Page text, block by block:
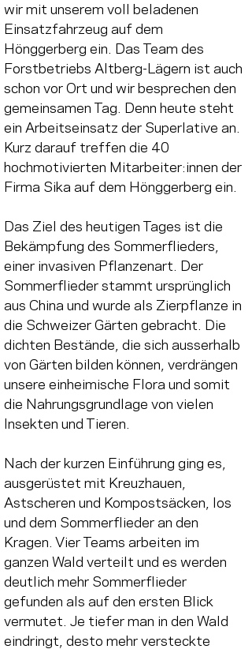
wir mit unserem voll beladenen
Einsatzfahrzeug auf dem
Hönggerberg ein. Das Team des
Forstbetriebs Altberg-Lägern ist auch
schon vor Ort und wir besprechen den
gemeinsamen Tag. Denn heute steht
ein Arbeitseinsatz der Superlative an.
Kurz darauf treffen die 40
hochmotivierten Mitarbeiter:innen der
Firma Sika auf dem Hönggerberg ein.
Das Ziel des heutigen Tages ist die
Bekämpfung des Sommerflieders,
einer invasiven Pflanzenart. Der
Sommerflieder stammt ursprünglich
aus China und wurde als Zierpflanze in
die Schweizer Gärten gebracht. Die
dichten Bestände, die sich ausserhalb
von Gärten bilden können, verdrängen
unsere einheimische Flora und somit
die Nahrungsgrundlage von vielen
Insekten und Tieren.
Nach der kurzen Einführung ging es,
ausgerüstet mit Kreuzhauen,
Astscheren und Kompostsäcken, los
und dem Sommerflieder an den
Kragen. Vier Teams arbeiten im
ganzen Wald verteilt und es werden
deutlich mehr Sommerflieder
gefunden als auf den ersten Blick
vermutet. Je tiefer man in den Wald
eindringt, desto mehr versteckte